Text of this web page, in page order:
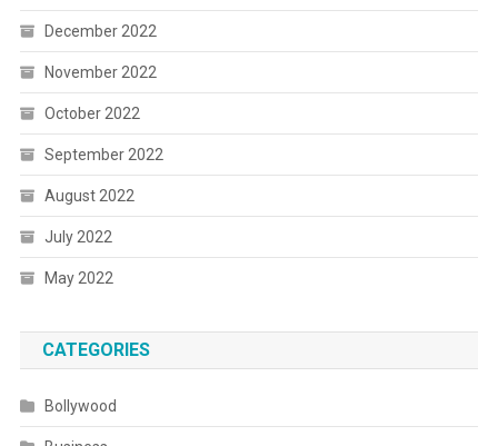
December 2022
November 2022
October 2022
September 2022
August 2022
July 2022
May 2022
CATEGORIES
Bollywood